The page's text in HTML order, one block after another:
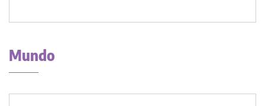
Mundo